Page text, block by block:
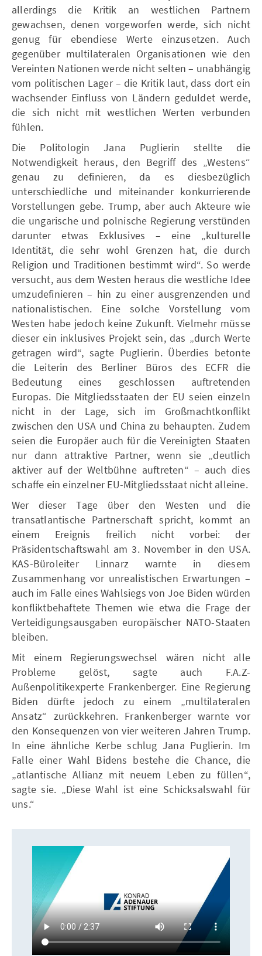
allerdings die Kritik an westlichen Partnern
gewachsen, denen vorgeworfen werde, sich nicht
genug für ebendiese Werte einzusetzen. Auch
gegenüber multilateralen Organisationen wie den
Vereinten Nationen werde nicht selten – unabhängig
vom politischen Lager – die Kritik laut, dass dort ein
wachsender Einfluss von Ländern geduldet werde,
die sich nicht mit westlichen Werten verbunden
fühlen.
Die Politologin Jana Puglierin stellte die
Notwendigkeit heraus, den Begriff des „Westens“
genau zu definieren, da es diesbezüglich
unterschiedliche und miteinander konkurrierende
Vorstellungen gebe. Trump, aber auch Akteure wie
die ungarische und polnische Regierung verstünden
darunter etwas Exklusives – eine „kulturelle
Identität, die sehr wohl Grenzen hat, die durch
Religion und Traditionen bestimmt wird“. So werde
versucht, aus dem Westen heraus die westliche Idee
umzudefinieren – hin zu einer ausgrenzenden und
nationalistischen. Eine solche Vorstellung vom
Westen habe jedoch keine Zukunft. Vielmehr müsse
dieser ein inklusives Projekt sein, das „durch Werte
getragen wird“, sagte Puglierin. Überdies betonte
die Leiterin des Berliner Büros des ECFR die
Bedeutung eines geschlossen auftretenden
Europas. Die Mitgliedsstaaten der EU seien einzeln
nicht in der Lage, sich im Großmachtkonflikt
zwischen den USA und China zu behaupten. Zudem
seien die Europäer auch für die Vereinigten Staaten
nur dann attraktive Partner, wenn sie „deutlich
aktiver auf der Weltbühne auftreten“ – auch dies
schaffe ein einzelner EU-Mitgliedsstaat nicht alleine.
Wer dieser Tage über den Westen und die
transatlantische Partnerschaft spricht, kommt an
einem Ereignis freilich nicht vorbei: der
Präsidentschaftswahl am 3. November in den USA.
KAS-Büroleiter Linnarz warnte in diesem
Zusammenhang vor unrealistischen Erwartungen –
auch im Falle eines Wahlsiegs von Joe Biden würden
konfliktbehaftete Themen wie etwa die Frage der
Verteidigungsausgaben europäischer NATO-Staaten
bleiben.
Mit einem Regierungswechsel wären nicht alle
Probleme gelöst, sagte auch F.A.Z-
Außenpolitikexperte Frankenberger. Eine Regierung
Biden dürfte jedoch zu einem „multilateralen
Ansatz“ zurückkehren. Frankenberger warnte vor
den Konsequenzen von vier weiteren Jahren Trump.
In eine ähnliche Kerbe schlug Jana Puglierin. Im
Falle einer Wahl Bidens bestehe die Chance, die
„atlantische Allianz mit neuem Leben zu füllen“,
sagte sie. „Diese Wahl ist eine Schicksalswahl für
uns.“